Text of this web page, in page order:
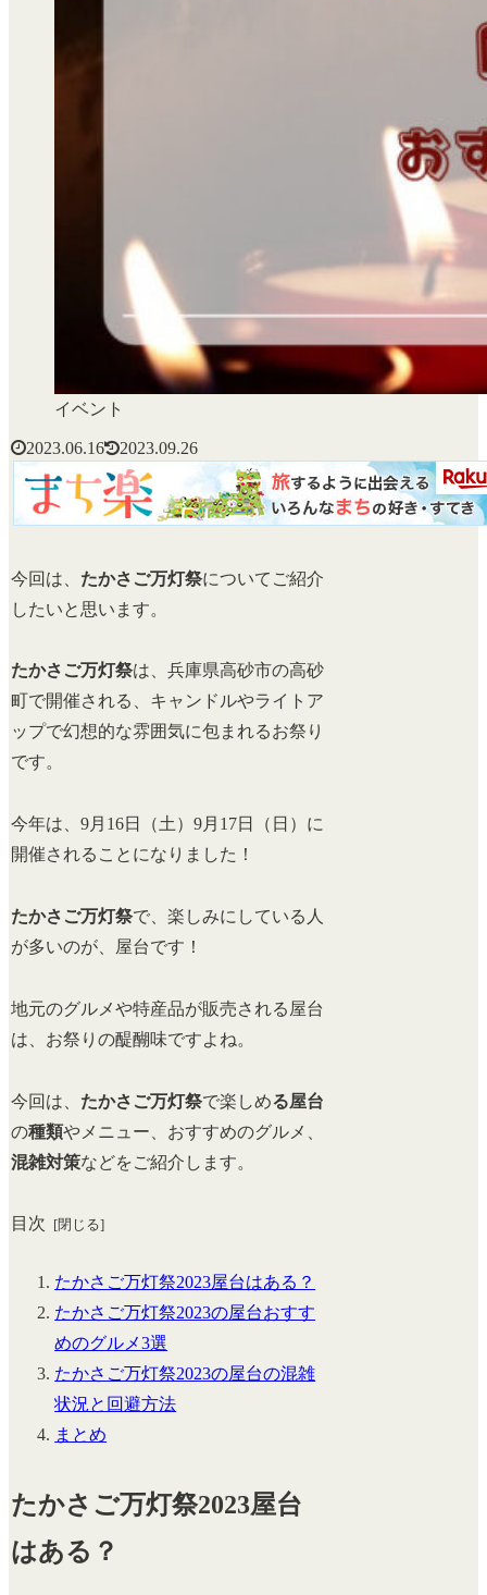
イベント
2023.06.16 2023.09.26
今回は、 たかさご万灯祭についてご紹介
したいと思います。
たかさご万灯祭は、兵庫県高砂市の高砂
町で開催される、キャンドルやライトア
ップで幻想的な雰囲気に包まれるお祭り
です。
今年は、9月16日（土）9月17日（日）に
開催されることになりました！
たかさご万灯祭で、楽しみにしている人
が多いのが、屋台です！
地元のグルメや特産品が販売される屋台
は、お祭りの醍醐味ですよね。
今回は、 たかさご万灯祭で楽しめる屋台
の種類やメニュー、おすすめのグルメ、
混雑対策などをご紹介します。
目次
たかさご万灯祭2023屋台はある？
たかさご万灯祭2023の屋台おすす
めのグルメ3選
たかさご万灯祭2023の屋台の混雑
状況と回避方法
まとめ
たかさご万灯祭2023屋台
はある？